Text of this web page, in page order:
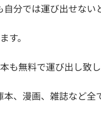
分では運び出せない
す。
無料で運び出し致し
、漫画、雑誌など全